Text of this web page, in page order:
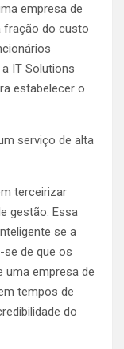
empresa de
fração do custo
IT Solutions
estabelecer o
serviço de alta
terceirizar
gestão. Essa
se a
se de que os
uma empresa de
tempos de
do